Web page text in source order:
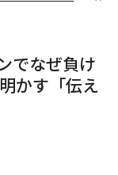
でなぜ負け
かす「伝え